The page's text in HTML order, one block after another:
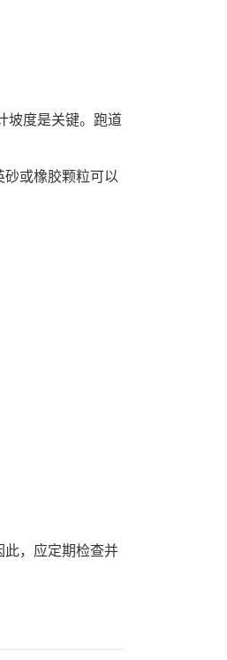
坡度是关键。跑道
或橡胶颗粒可以
此，应定期检查并